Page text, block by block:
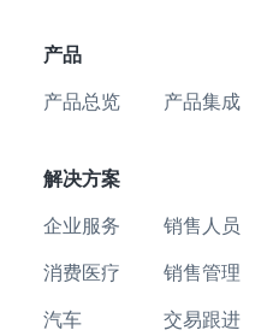
产品
产品总览 产品集成
解决方案
企业服务
消费医疗
汽车
销售人员
销售管理
交易跟进